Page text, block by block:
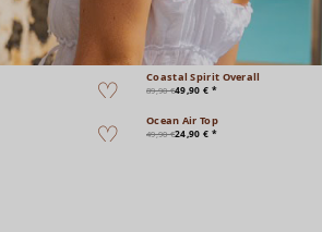
Coastal Spirit Overall
89,90 €49,90 € *
Ocean Air Top
49,90 €24,90 € *